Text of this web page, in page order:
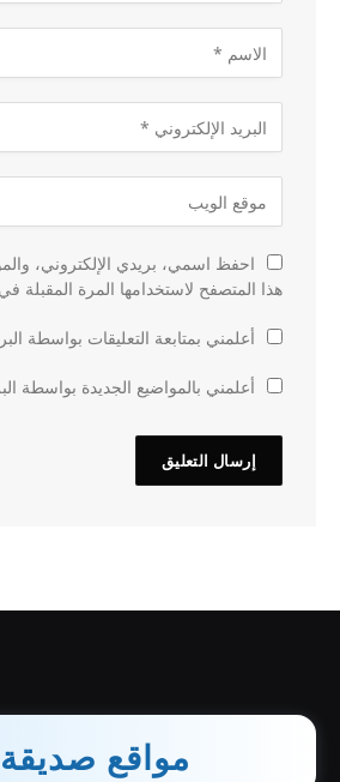
احفظ اسمي، بريدي الإلكتروني،
هذا المتصفح لاستخدامها المرة المقبلة
أعلمني بمتابعة التعليقات بواسطة
أعلمني بالمواضيع الجديدة بواسطة
مواقع صديقة